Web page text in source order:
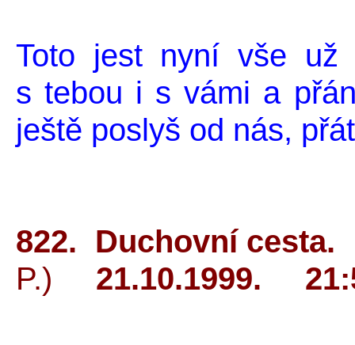
Toto jest nyní vše
s tebou i s vámi a
ještě poslyš od nás,
822.
P.) 21.10.1999.